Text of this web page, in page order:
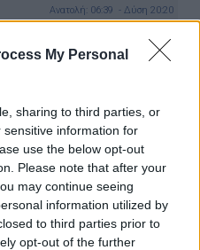
My Personal
sharing to third parties, or
information for
use the below opt-out
Please note that after your
may continue seeing
information utilized by
to third parties prior to
opt-out of the further
Ανατολή: 06:39 - Δύση 20:20
ΚΑΘΑΡΟΣ
ΚΑΘΑΡΟΣ